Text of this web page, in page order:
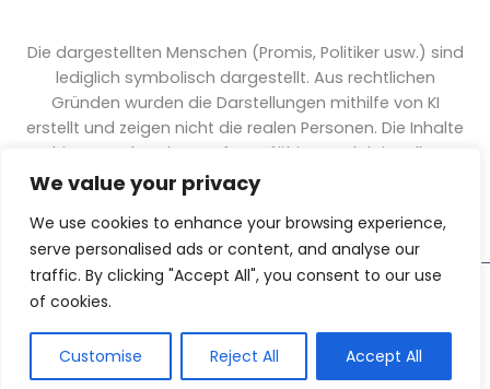
We value your privacy
We use cookies to enhance your browsing experience,
serve personalised ads or content, and analyse our
traffic. By clicking "Accept All", you consent to our use
of cookies.
Customise Reject All Accept All
Die dargestellten Menschen (Promis, Politiker usw.) sind
lediglich symbolisch dargestellt. Aus rechtlichen
Gründen wurden die Darstellungen mithilfe von KI
erstellt und zeigen nicht die realen Personen. Die Inhalte
hingegen beruhen auf sorgfältiger redaktioneller
Recherche und Berichterstattung.
Copyright © 2026 Bürger Uni » Fragen, Lesen, Lernen